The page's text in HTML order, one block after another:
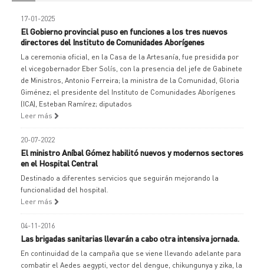
17-01-2025
El Gobierno provincial puso en funciones a los tres nuevos
directores del Instituto de Comunidades Aborígenes
La ceremonia oficial, en la Casa de la Artesanía, fue presidida por
el vicegobernador Eber Solís, con la presencia del jefe de Gabinete
de Ministros, Antonio Ferreira; la ministra de la Comunidad, Gloria
Giménez; el presidente del Instituto de Comunidades Aborígenes
(ICA), Esteban Ramírez; diputados
Leer más
20-07-2022
El ministro Aníbal Gómez habilitó nuevos y modernos sectores
en el Hospital Central
Destinado a diferentes servicios que seguirán mejorando la
funcionalidad del hospital.
Leer más
04-11-2016
Las brigadas sanitarias llevarán a cabo otra intensiva jornada.
En continuidad de la campaña que se viene llevando adelante para
combatir el Aedes aegypti, vector del dengue, chikungunya y zika, la